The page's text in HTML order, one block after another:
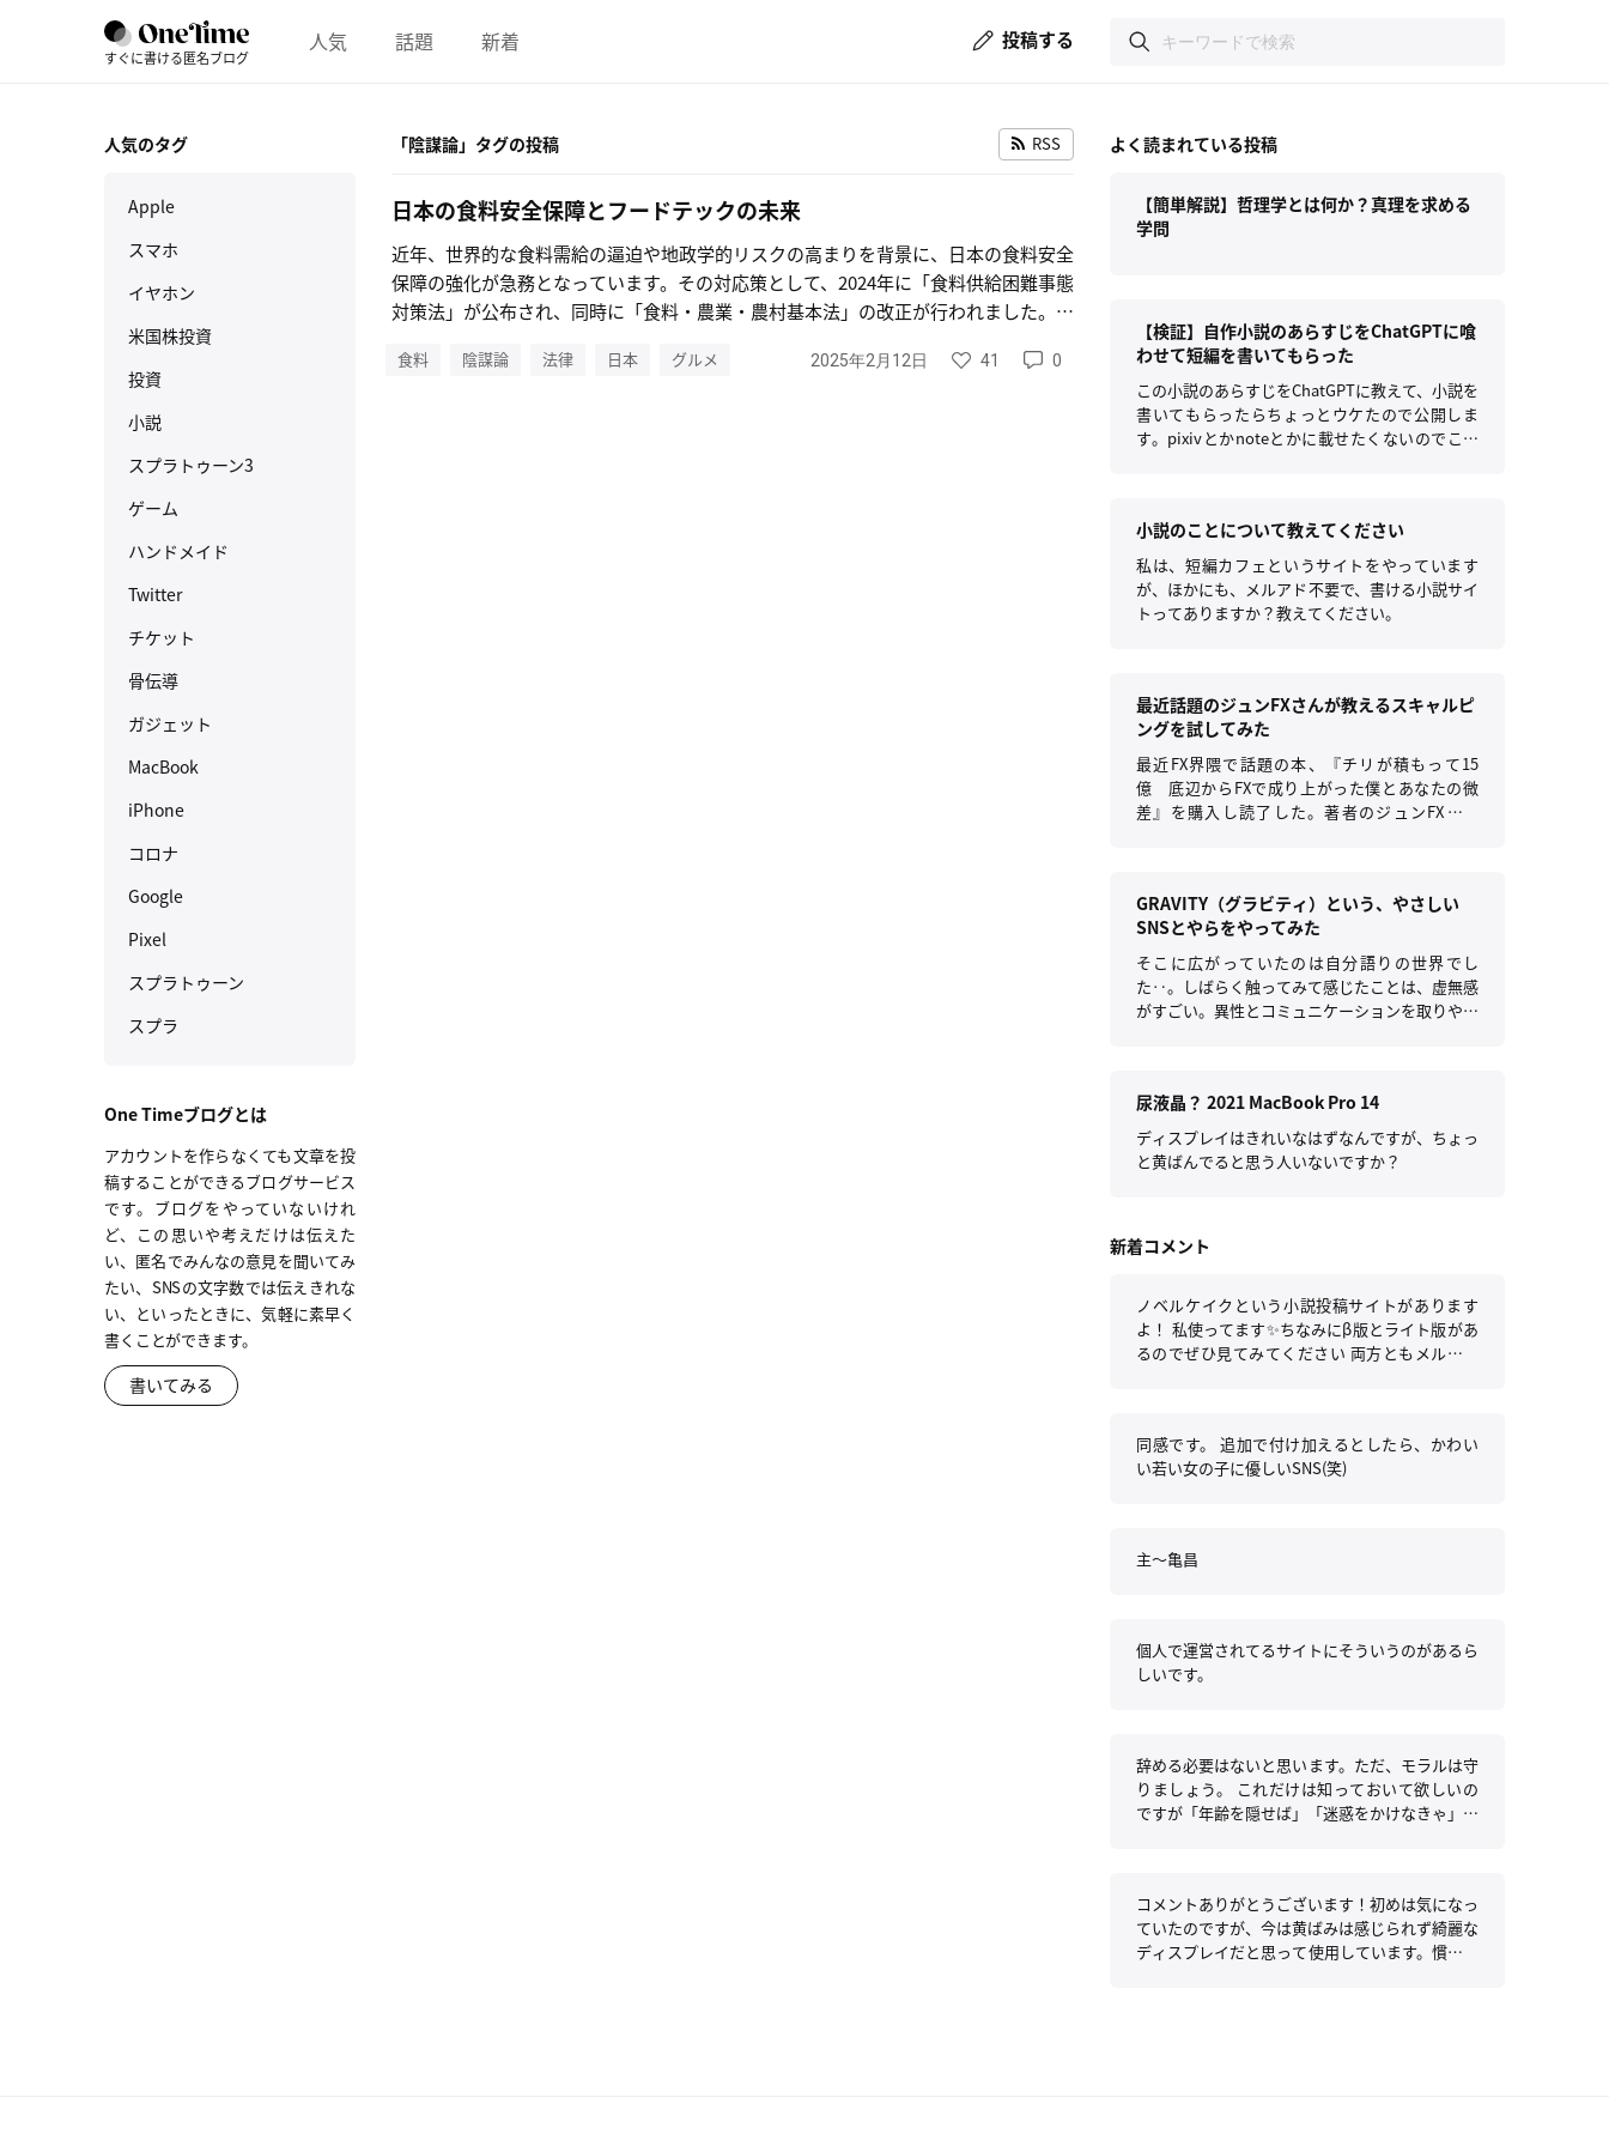
すぐに書ける匿名ブログ
人気 話題 新着 投稿する
人気のタグ
Apple
スマホ
イヤホン
米国株投資
投資
小説
スプラトゥーン3
ゲーム
ハンドメイド
Twitter
チケット
骨伝導
ガジェット
MacBook
iPhone
コロナ
Google
Pixel
スプラトゥーン
スプラ
One Timeブログとは
アカウントを作らなくても文章を投
稿することができるブログサービス
です。ブログをやっていないけれ
ど、この思いや考えだけは伝えた
い、匿名でみんなの意見を聞いてみ
たい、SNSの文字数では伝えきれな
い、といったときに、気軽に素早く
書くことができます。
書いてみる
「陰謀論」タグの投稿 RSS
日本の食料安全保障とフードテックの未来
近年、世界的な食料需給の逼迫や地政学的リスクの高まりを背景に、日本の食料安全
保障の強化が急務となっています。その対応策として、2024年に「食料供給困難事態
対策法」が公布され、同時に「食料・農業・農村基本法」の改正が行われました。こ
要な転換点となります。
食料 陰謀論 法律 日本 グルメ 2025年2月12日 41 0
よく読まれている投稿
【簡単解説】哲理学とは何か？真理を求める
学問
【検証】自作小説のあらすじをChatGPTに喰
わせて短編を書いてもらった
この小説のあらすじをChatGPTに教えて、小説を
書いてもらったらちょっとウケたので公開しま
す。pixivとかnoteとかに載せたくないのでここ
小説のことについて教えてください
私は、短編カフェというサイトをやっています
が、ほかにも、メルアド不要で、書ける小説サイ
トってありますか？教えてください。
最近話題のジュンFXさんが教えるスキャルピ
ングを試してみた
最近FX界隈で話題の本、『チリが積もって15
億 底辺からFXで成り上がった僕とあなたの微
差』を購入し読了した。著者のジュンFXさん
GRAVITY（グラビティ）という、やさしい
SNSとやらをやってみた
そこに広がっていたのは自分語りの世界でし
た‥。しばらく触ってみて感じたことは、虚無感
がすごい。異性とコミュニケーションを取りやす
いているような感じ。驚くほど何も感情が湧かな
い。
尿液晶？ 2021 MacBook Pro 14
ディスプレイはきれいなはずなんですが、ちょっ
と黄ばんでると思う人いないですか？
新着コメント
ノベルケイクという小説投稿サイトがあります
よ！ 私使ってます✨️ちなみにβ版とライト版があ
るのでぜひ見てみてください 両方ともメルアド
同感です。 追加で付け加えるとしたら、かわい
い若い女の子に優しいSNS(笑)
主〜亀昌
個人で運営されてるサイトにそういうのがあるら
しいです。
辞める必要はないと思います。ただ、モラルは守
りましょう。 これだけは知っておいて欲しいの
ですが「年齢を隠せば」「迷惑をかけなきゃ」ネ
す。 分かりやすく言えば「モラルを守っていな
い(年齢を隠せばいいと思っている)時点で他人に
は迷惑をかけている」ということです。 ネット
コメントありがとうございます！初めは気になっ
ていたのですが、今は黄ばみは感じられず綺麗な
ディスプレイだと思って使用しています。慣れで